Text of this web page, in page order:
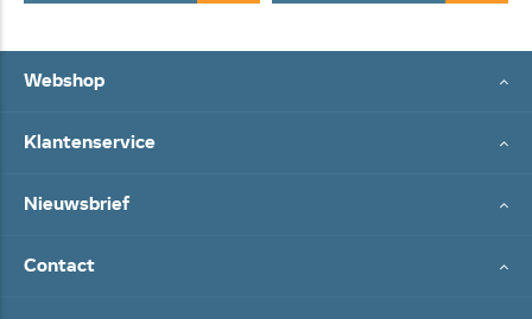
Webshop
Klantenservice
Nieuwsbrief
Contact